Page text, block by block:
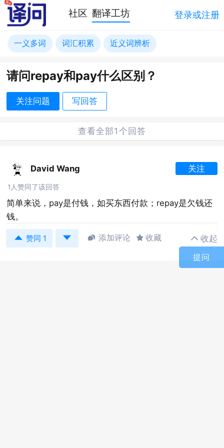
提问
社区 翻译工坊 登录或注册
一义多词 词汇积累 近义词辨析
请问repay和pay什么区别？
关注问题 写回答
查看全部1个回答
David Wang 关注
1人赞同了该回答
简单来说，pay是付钱，如买东西付款；repay是欠钱还
钱。
 赞同 1   添加评论  收藏  收起